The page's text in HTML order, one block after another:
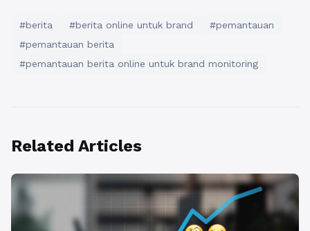
#berita #berita online untuk brand
#pemantauan
#pemantauan berita
#pemantauan berita online untuk brand monitoring
Related Articles